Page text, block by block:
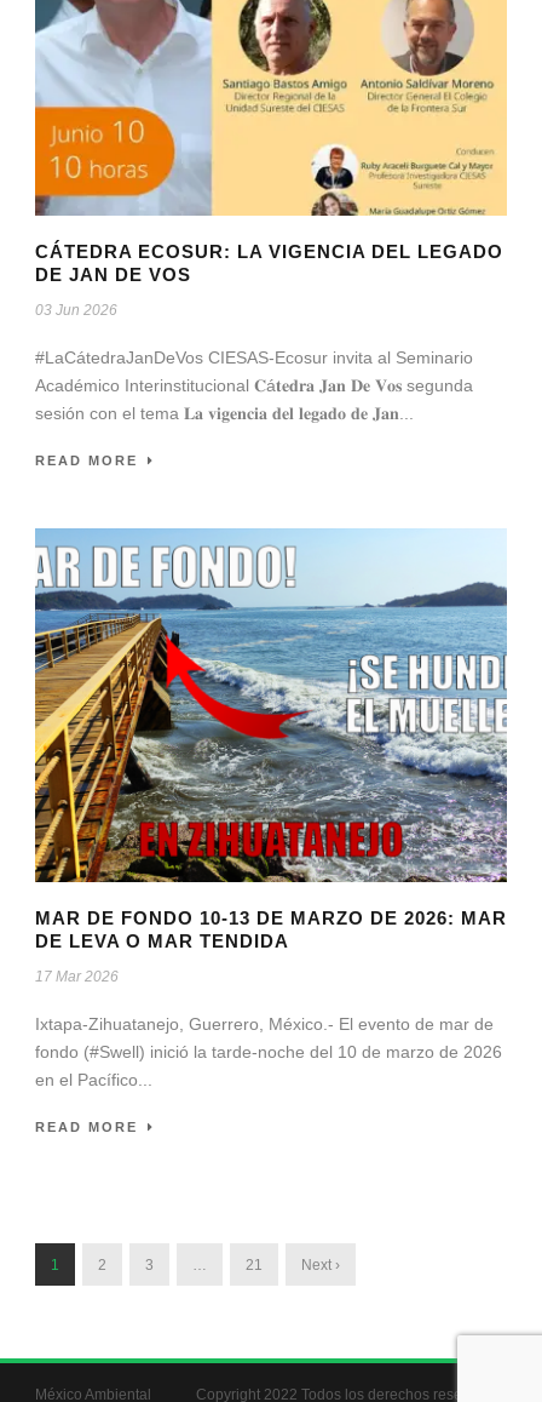
CÁTEDRA ECOSUR: LA VIGENCIA DEL LEGADO
DE JAN DE VOS
03 Jun 2026
#LaCátedraJanDeVos CIESAS-Ecosur invita al Seminario
Académico Interinstitucional 𝐂á𝐭𝐞𝐝𝐫𝐚 𝐉𝐚𝐧 𝐃𝐞 𝐕𝐨𝐬 segunda
sesión con el tema 𝐋𝐚 𝐯𝐢𝐠𝐞𝐧𝐜𝐢𝐚 𝐝𝐞𝐥 𝐥𝐞𝐠𝐚𝐝𝐨 𝐝𝐞 𝐉𝐚𝐧...
READ MORE
MAR DE FONDO 10-13 DE MARZO DE 2026: MAR
DE LEVA O MAR TENDIDA
17 Mar 2026
Ixtapa-Zihuatanejo, Guerrero, México.- El evento de mar de
fondo (#Swell) inició la tarde-noche del 10 de marzo de 2026
en el Pacífico...
READ MORE
1 2 3 … 21 Next ›
México Ambiental Copyright 2022 Todos los derechos reservados